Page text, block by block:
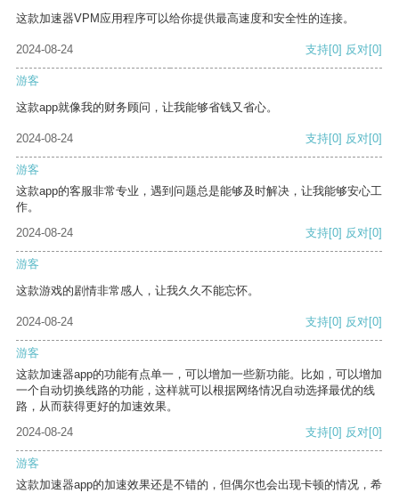
这款加速器VPM应用程序可以给你提供最高速度和安全性的连接。
2024-08-24 支持[0] 反对[0]
游客
这款app就像我的财务顾问，让我能够省钱又省心。
2024-08-24 支持[0] 反对[0]
游客
这款app的客服非常专业，遇到问题总是能够及时解决，让我能够安心工
作。
2024-08-24
支持[0] 反对[0]
游客
这款游戏的剧情非常感人，让我久久不能忘怀。
2024-08-24 支持[0] 反对[0]
游客
这款加速器app的功能有点单一，可以增加一些新功能。比如，可以增加
一个自动切换线路的功能，这样就可以根据网络情况自动选择最优的线
路，从而获得更好的加速效果。
2024-08-24
支持[0] 反对[0]
游客
这款加速器app的加速效果还是不错的，但偶尔也会出现卡顿的情况，希